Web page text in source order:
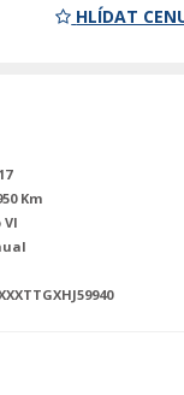
HLÍDAT
Km
VI